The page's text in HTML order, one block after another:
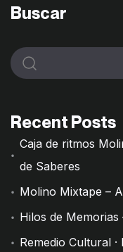
Buscar
Recent Posts
Caja de ritmos
de Saberes
Molino Mixtape –
Hilos de
Remedio Cultural